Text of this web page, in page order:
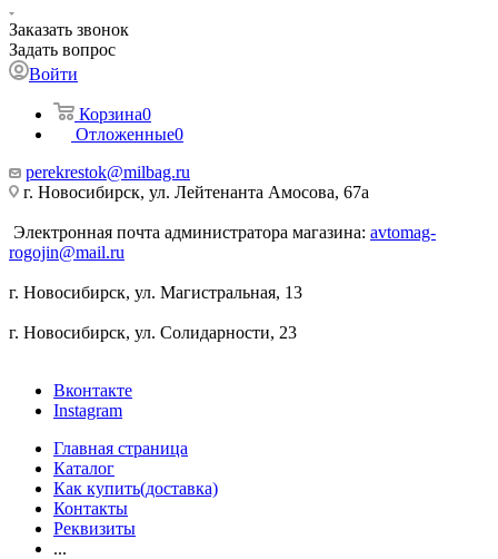
Заказать звонок
Задать вопрос
Войти
Корзина0
Отложенные0
perekrestok@milbag.ru
г. Новосибирск, ул. ​Лейтенанта Амосова, 67а
Электронная почта администратора магазина: avtomag-
rogojin@mail.ru
г. Новосибирск, ул. ​Магистральная, 13
г. Новосибирск, ул. ​Солидарности, 23
Вконтакте
Instagram
Главная страница
Каталог
Как купить(доставка)
Контакты
Реквизиты
...